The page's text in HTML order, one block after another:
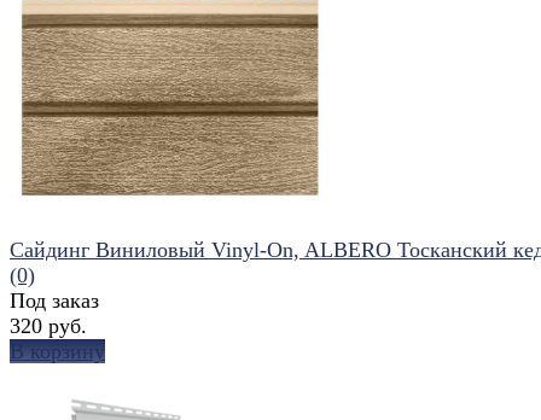
избранное сравнить
Сайдинг Виниловый Vinyl-On, ALBERO Тосканский
(0)
Под заказ
320 руб.
В корзину